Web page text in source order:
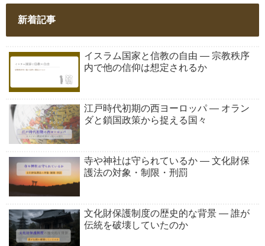
新着記事
イスラム国家と信教の自由 ― 宗教秩序
内で他の信仰は想定されるか
江戸時代初期の西ヨーロッパ ― オラン
ダと鎖国政策から捉える国々
寺や神社は守られているか ― 文化財保
護法の対象・制限・刑罰
文化財保護制度の歴史的な背景 ― 誰が
伝統を破壊していたのか